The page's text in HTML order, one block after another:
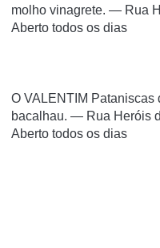
molho vinagrete. — Rua
Aberto todos os dias
O VALENTIM
bacalhau. — Rua Heróis
Aberto todos os dias